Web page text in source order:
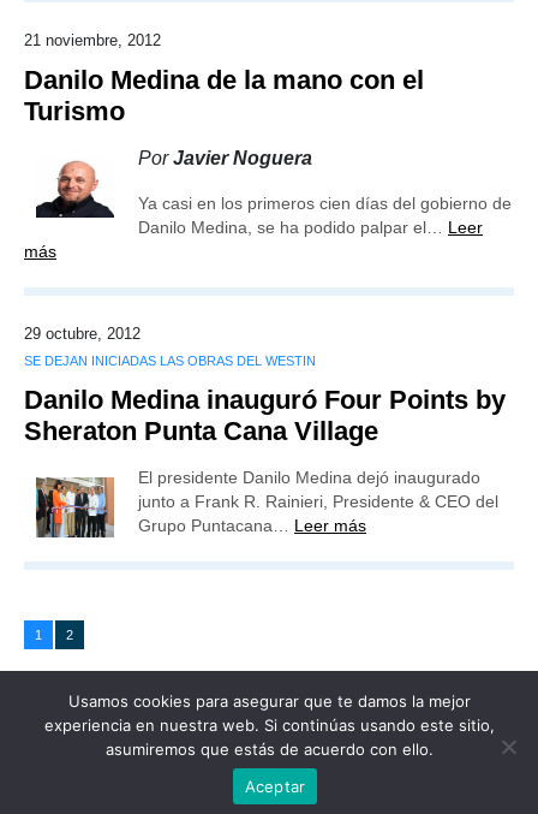
21 noviembre, 2012
Danilo Medina de la mano con el
Turismo
PorJavier Noguera
Ya casi en los primeros cien días del gobierno de
Danilo Medina, se ha podido palpar el… Leer
más
29 octubre, 2012
SE DEJAN INICIADAS LAS OBRAS DEL WESTIN
Danilo Medina inauguró Four Points by
Sheraton Punta Cana Village
El presidente Danilo Medina dejó inaugurado
junto a Frank R. Rainieri, Presidente & CEO del
Grupo Puntacana… Leer más
1 2
Usamos cookies para asegurar que te damos la mejor
experiencia en nuestra web. Si continúas usando este sitio,
asumiremos que estás de acuerdo con ello.
Aceptar
Publicidad Redacción Contacto
Todos los derechos reservados
Grupo Preferente